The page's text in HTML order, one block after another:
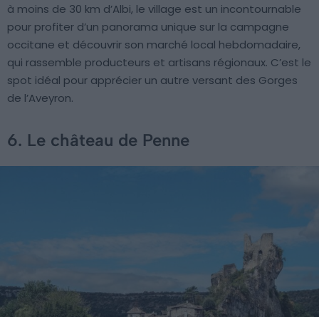
à moins de 30 km d’Albi, le village est un incontournable
pour profiter d’un panorama unique sur la campagne
occitane et découvrir son marché local hebdomadaire,
qui rassemble producteurs et artisans régionaux. C’est le
spot idéal pour apprécier un autre versant des Gorges
de l’Aveyron.
6. Le château de Penne